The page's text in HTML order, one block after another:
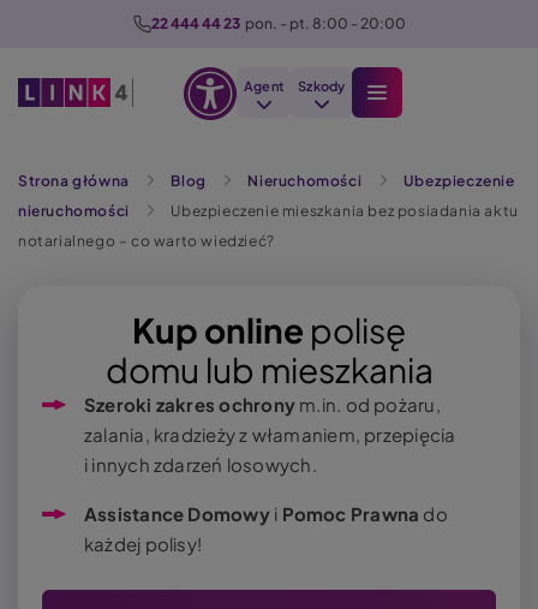
22 444 44 23 pon. - pt. 8:00 - 20:00
Agent Szkody
Strona główna Blog Nieruchomości
Ubezpieczenie
nieruchomości
Ubezpieczenie mieszkania bez posiadania aktu
notarialnego – co warto wiedzieć?
Kup online polisę
domu lub mieszkania
Szeroki zakres ochronym.in. od pożaru,
zalania, kradzieży z włamaniem, przepięcia
i innych zdarzeń losowych.
Assistance Domowyi Pomoc Prawna do
każdej polisy!